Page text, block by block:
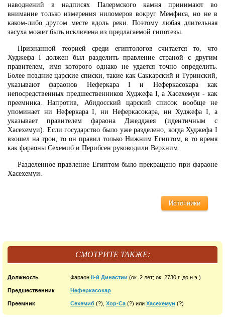
наводнений в надписях Палермского камня принимают во
внимание только измерения ниломеров вокруг Мемфиса, но не в
каком-либо другом месте вдоль реки. Поэтому любая длительная
засуха может быть исключена из предлагаемой гипотезы.
Признанной теорией среди египтологов считается то, что
Худжефа I должен был разделить правление страной с другим
правителем, имя которого однако не удается точно определить.
Более поздние царские списки, такие как Саккарский и Туринский,
указывают фараонов Неферкара I и Неферкасокара как
непосредственных предшественников Худжефа I, а Хасехемуи - как
преемника. Напротив, Абидосский царский список вообще не
упоминает ни Неферкара I, ни Неферкасокара, ни Худжефа I, а
указывает правителем фараона Джедджея (идентичным с
Хасехемуи). Если государство было уже разделено, когда Худжефа I
взошел на трон, то он правил только Нижним Египтом, в то время
как фараоны Сехемиб и Перибсен руководили Верхним.
Разделенное правление Египтом было прекращено при фараоне
Хасехемуи.
Источники
СМОТРИТЕ ТАКЖЕ:
Должность Фараон II-й Династии (ок. 2 лет; ок. 2730 г. до н.э.)
Предшественник Неферкасокар
Преемник Сехемиб (?), Хор-Са (?) или Хасехемуи (?)